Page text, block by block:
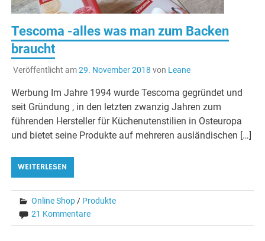
Tescoma -alles was man zum Backen
braucht
Veröffentlicht am29. November 2018 von Leane
Werbung Im Jahre 1994 wurde Tescoma gegründet und
seit Gründung , in den letzten zwanzig Jahren zum
führenden Hersteller für Küchenutenstilien in Osteuropa
und bietet seine Produkte auf mehreren ausländischen […]
WEITERLESEN
Online Shop / Produkte
21 Kommentare